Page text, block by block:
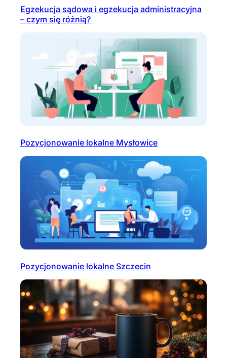
Egzekucja sądowa i egzekucja administracyjna
– czym się różnią?
Pozycjonowanie lokalne Mysłowice
Pozycjonowanie lokalne Szczecin